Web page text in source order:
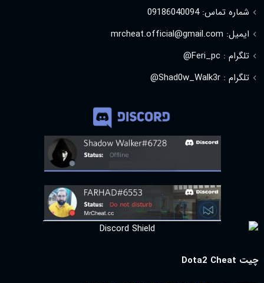
شماره تماس: 09186040094
ایمیل: mrcheat.official@gmail.com
تلگرام : Feri_pc@
تلگرام : Shad0w_Walk3r@
چیت Dota2 Cheat